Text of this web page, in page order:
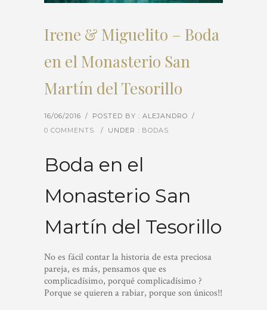
Irene & Miguelito – Boda
en el Monasterio San
Martín del Tesorillo
16/06/2016 / POSTED BY : ALEJANDRO /
0 COMMENTS
/ UNDER : BODAS
Boda en el
Monasterio San
Martín del Tesorillo
No es fácil contar la historia de esta preciosa
pareja, es más, pensamos que es
complicadísimo, porqué complicadísimo ?
Porque se quieren a rabiar, porque son únicos!!